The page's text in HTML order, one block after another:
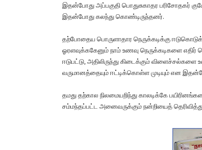
இதன்போது அப்பகுதி பொதுசுகாதர பரிசோதகர்
இதன்போது கலந்து கொண்டிருந்தனர்.
தற்போதைய பொருளாதார நெருக்கடிக்கு
ஓரளவுக்ககேனும் நாம் உணவு நெருக்கடிகளை
ஈடுபட்டு, அதிலிருந்து கிடைக்கும்
வருமானத்தையும் ஈட்டிக்கொள்ள முடியும் என
தமது தற்கால நிலமையறிந்து காலடிக்கே
சம்மந்தப்பட்ட அனைவருக்கும் நன்றியைத்